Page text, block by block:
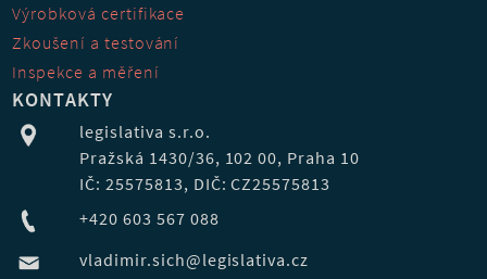
Výrobková certifikace
Zkoušení a testování
Inspekce a měření
KONTAKTY
legislativa s.r.o.
Pražská 1430/36, 102 00, Praha 10
IČ: 25575813, DIČ: CZ25575813
+420 603 567 088
vladimir.sich@legislativa.cz